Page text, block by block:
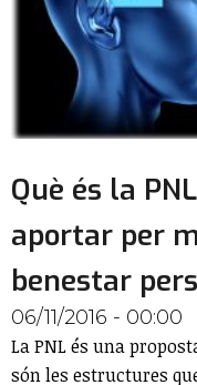
Què és la
aportar per
benestar
06/11/2016 - 00:00
La PNL és una
són les estructures